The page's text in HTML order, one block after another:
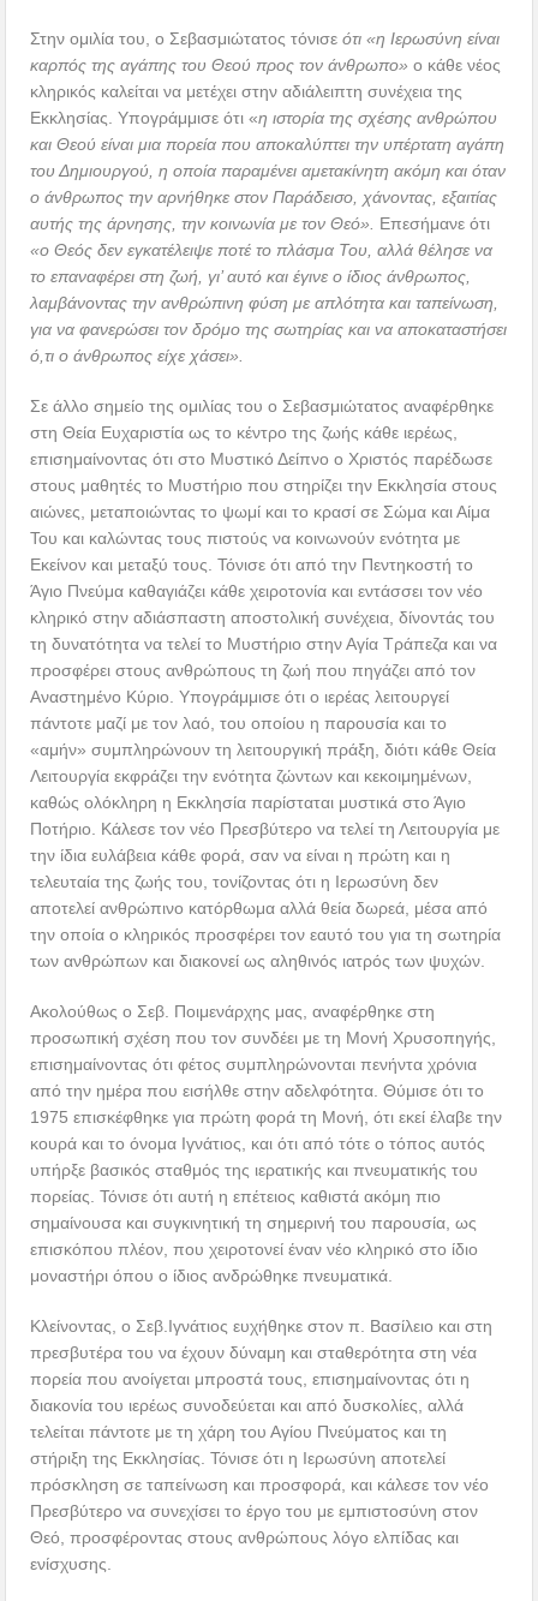
Στην ομιλία του, ο Σεβασμιώτατος τόνισεότι «η Ιερωσύνη είναι
καρπός της αγάπης του Θεού προς τον άνθρωπο» ο κάθε νέος
κληρικός καλείται να μετέχει στην αδιάλειπτη συνέχεια της
Εκκλησίας. Υπογράμμισε ότι «η ιστορία της σχέσης ανθρώπου
και Θεού είναι μια πορεία που αποκαλύπτει την υπέρτατη αγάπη
του Δημιουργού, η οποία παραμένει αμετακίνητη ακόμη και όταν
ο άνθρωπος την αρνήθηκε στον Παράδεισο, χάνοντας, εξαιτίας
αυτής της άρνησης, την κοινωνία με τον Θεό».
Επεσήμανε ότι
«ο Θεός δεν εγκατέλειψε ποτέ το πλάσμα Του, αλλά θέλησε να
το επαναφέρει στη ζωή, γι’ αυτό και έγινε ο ίδιος άνθρωπος,
λαμβάνοντας την ανθρώπινη φύση με απλότητα και ταπείνωση,
για να φανερώσει τον δρόμο της σωτηρίας και να αποκαταστήσει
ό,τι ο άνθρωπος είχε χάσει».
Σε άλλο σημείο της ομιλίας του ο Σεβασμιώτατος αναφέρθηκε
στη Θεία Ευχαριστία ως το κέντρο της ζωής κάθε ιερέως,
επισημαίνοντας ότι στο Μυστικό Δείπνο ο Χριστός παρέδωσε
στους μαθητές το Μυστήριο που στηρίζει την Εκκλησία στους
αιώνες, μεταποιώντας το ψωμί και το κρασί σε Σώμα και Αίμα
Του και καλώντας τους πιστούς να κοινωνούν ενότητα με
Εκείνον και μεταξύ τους. Τόνισε ότι από την Πεντηκοστή το
Άγιο Πνεύμα καθαγιάζει κάθε χειροτονία και εντάσσει τον νέο
κληρικό στην αδιάσπαστη αποστολική συνέχεια, δίνοντάς του
τη δυνατότητα να τελεί το Μυστήριο στην Αγία Τράπεζα και να
προσφέρει στους ανθρώπους τη ζωή που πηγάζει από τον
Αναστημένο Κύριο. Υπογράμμισε ότι ο ιερέας λειτουργεί
πάντοτε μαζί με τον λαό, του οποίου η παρουσία και το
«αμήν» συμπληρώνουν τη λειτουργική πράξη, διότι κάθε Θεία
Λειτουργία εκφράζει την ενότητα ζώντων και κεκοιμημένων,
καθώς ολόκληρη η Εκκλησία παρίσταται μυστικά στο Άγιο
Ποτήριο. Κάλεσε τον νέο Πρεσβύτερο να τελεί τη Λειτουργία με
την ίδια ευλάβεια κάθε φορά, σαν να είναι η πρώτη και η
τελευταία της ζωής του, τονίζοντας ότι η Ιερωσύνη δεν
αποτελεί ανθρώπινο κατόρθωμα αλλά θεία δωρεά, μέσα από
την οποία ο κληρικός προσφέρει τον εαυτό του για τη σωτηρία
των ανθρώπων και διακονεί ως αληθινός ιατρός των ψυχών.
Ακολούθως ο Σεβ. Ποιμενάρχης μας, αναφέρθηκε στη
προσωπική σχέση που τον συνδέει με τη Μονή Χρυσοπηγής,
επισημαίνοντας ότι φέτος συμπληρώνονται πενήντα χρόνια
από την ημέρα που εισήλθε στην αδελφότητα. Θύμισε ότι το
1975 επισκέφθηκε για πρώτη φορά τη Μονή, ότι εκεί έλαβε την
κουρά και το όνομα Ιγνάτιος, και ότι από τότε ο τόπος αυτός
υπήρξε βασικός σταθμός της ιερατικής και πνευματικής του
πορείας. Τόνισε ότι αυτή η επέτειος καθιστά ακόμη πιο
σημαίνουσα και συγκινητική τη σημερινή του παρουσία, ως
επισκόπου πλέον, που χειροτονεί έναν νέο κληρικό στο ίδιο
μοναστήρι όπου ο ίδιος ανδρώθηκε πνευματικά.
Κλείνοντας, ο Σεβ.Ιγνάτιος ευχήθηκε στον π. Βασίλειο και στη
πρεσβυτέρα του να έχουν δύναμη και σταθερότητα στη νέα
πορεία που ανοίγεται μπροστά τους, επισημαίνοντας ότι η
διακονία του ιερέως συνοδεύεται και από δυσκολίες, αλλά
τελείται πάντοτε με τη χάρη του Αγίου Πνεύματος και τη
στήριξη της Εκκλησίας. Τόνισε ότι η Ιερωσύνη αποτελεί
πρόσκληση σε ταπείνωση και προσφορά, και κάλεσε τον νέο
Πρεσβύτερο να συνεχίσει το έργο του με εμπιστοσύνη στον
Θεό, προσφέροντας στους ανθρώπους λόγο ελπίδας και
ενίσχυσης.